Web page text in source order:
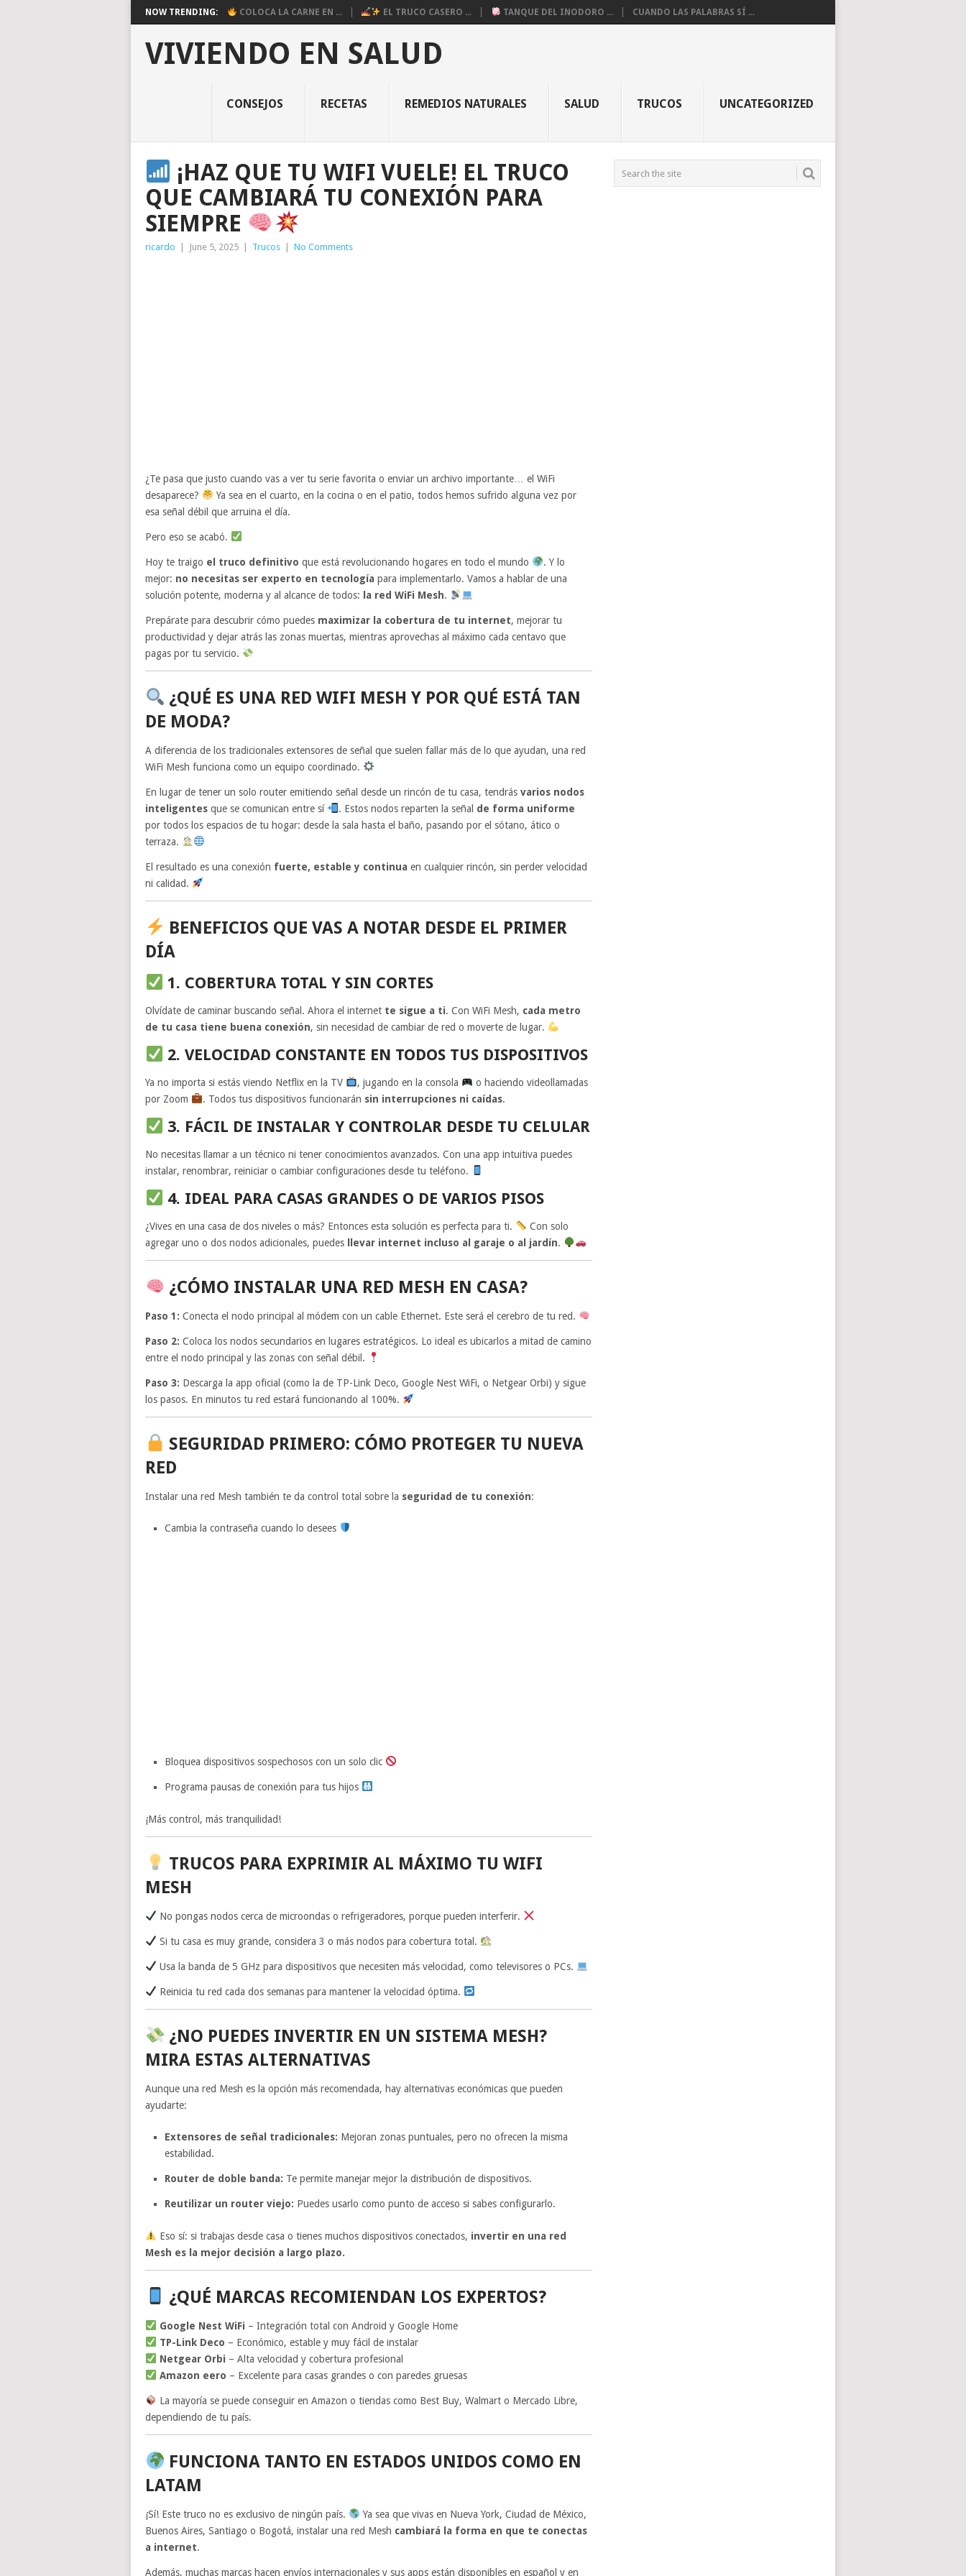
NOW TRENDING: COLOCA LA CARNE EN ... EL TRUCO CASERO ... TANQUE DEL INODORO ... CUANDO LAS PALABRAS SÍ ...
VIVIENDO EN SALUD
CONSEJOS RECETAS REMEDIOS NATURALES SALUD TRUCOS UNCATEGORIZED
¡HAZ QUE TU WIFI VUELE! EL TRUCO
QUE CAMBIARÁ TU CONEXIÓN PARA
SIEMPRE
ricardo | June 5, 2025 | Trucos | No Comments
¿Te pasa que justo cuando vas a ver tu serie favorita o enviar un archivo importante… el WiFi
desaparece?
Ya sea en el cuarto, en la cocina o en el patio, todos hemos sufrido alguna vez por
esa señal débil que arruina el día.
Pero eso se acabó.
Hoy te traigo el truco definitivo que está revolucionando hogares en todo el mundo
. Y lo
mejor: no necesitas ser experto en tecnología para implementarlo. Vamos a hablar de una
solución potente, moderna y al alcance de todos:
la red WiFi Mesh.
Prepárate para descubrir cómo puedes maximizar la cobertura de tu internet, mejorar tu
productividad y dejar atrás las zonas muertas, mientras aprovechas al máximo cada centavo que
pagas por tu servicio.
¿QUÉ ES UNA RED WIFI MESH Y POR QUÉ ESTÁ TAN
DE MODA?
A diferencia de los tradicionales extensores de señal que suelen fallar más de lo que ayudan, una red
WiFi Mesh funciona como un equipo coordinado.
En lugar de tener un solo router emitiendo señal desde un rincón de tu casa, tendrás varios nodos
inteligentes que se comunican entre sí . Estos nodos reparten la señal de forma uniforme
por todos los espacios de tu hogar: desde la sala hasta el baño, pasando por el sótano, ático o
terraza.
El resultado es una conexión fuerte, estable y continua en cualquier rincón, sin perder velocidad
ni calidad.
BENEFICIOS QUE VAS A NOTAR DESDE EL PRIMER
DÍA
1. COBERTURA TOTAL Y SIN CORTES
Olvídate de caminar buscando señal. Ahora el internet te sigue a ti. Con WiFi Mesh, cada metro
de tu casa tiene buena conexión, sin necesidad de cambiar de red o moverte de lugar.
2. VELOCIDAD CONSTANTE EN TODOS TUS DISPOSITIVOS
Ya no importa si estás viendo Netflix en la TV , jugando en la consola
o haciendo videollamadas
por Zoom
. Todos tus dispositivos funcionarán sin interrupciones ni caídas.
3. FÁCIL DE INSTALAR Y CONTROLAR DESDE TU CELULAR
No necesitas llamar a un técnico ni tener conocimientos avanzados. Con una app intuitiva puedes
instalar, renombrar, reiniciar o cambiar configuraciones desde tu teléfono.
4. IDEAL PARA CASAS GRANDES O DE VARIOS PISOS
¿Vives en una casa de dos niveles o más? Entonces esta solución es perfecta para ti.
Con solo
agregar uno o dos nodos adicionales, puedes
llevar internet incluso al garaje o al jardín.
¿CÓMO INSTALAR UNA RED MESH EN CASA?
Paso 1: Conecta el nodo principal al módem con un cable Ethernet. Este será el cerebro de tu red.
Paso 2: Coloca los nodos secundarios en lugares estratégicos. Lo ideal es ubicarlos a mitad de camino
entre el nodo principal y las zonas con señal débil.
Paso 3: Descarga la app oficial (como la de TP-Link Deco, Google Nest WiFi, o Netgear Orbi) y sigue
los pasos. En minutos tu red estará funcionando al 100%.
SEGURIDAD PRIMERO: CÓMO PROTEGER TU NUEVA
RED
Instalar una red Mesh también te da control total sobre la seguridad de tu conexión:
Cambia la contraseña cuando lo desees
Bloquea dispositivos sospechosos con un solo clic
Programa pausas de conexión para tus hijos
¡Más control, más tranquilidad!
TRUCOS PARA EXPRIMIR AL MÁXIMO TU WIFI
MESH
No pongas nodos cerca de microondas o refrigeradores, porque pueden interferir.
Si tu casa es muy grande, considera 3 o más nodos para cobertura total.
Usa la banda de 5 GHz para dispositivos que necesiten más velocidad, como televisores o PCs.
Reinicia tu red cada dos semanas para mantener la velocidad óptima.
¿NO PUEDES INVERTIR EN UN SISTEMA MESH?
MIRA ESTAS ALTERNATIVAS
Aunque una red Mesh es la opción más recomendada, hay alternativas económicas que pueden
ayudarte:
Extensores de señal tradicionales: Mejoran zonas puntuales, pero no ofrecen la misma
estabilidad.
Router de doble banda: Te permite manejar mejor la distribución de dispositivos.
Reutilizar un router viejo: Puedes usarlo como punto de acceso si sabes configurarlo.
Eso sí: si trabajas desde casa o tienes muchos dispositivos conectados, invertir en una red
Mesh es la mejor decisión a largo plazo.
¿QUÉ MARCAS RECOMIENDAN LOS EXPERTOS?
Google Nest WiFi – Integración total con Android y Google Home
TP-Link Deco – Económico, estable y muy fácil de instalar
Netgear Orbi – Alta velocidad y cobertura profesional
Amazon eero – Excelente para casas grandes o con paredes gruesas
La mayoría se puede conseguir en Amazon o tiendas como Best Buy, Walmart o Mercado Libre,
dependiendo de tu país.
FUNCIONA TANTO EN ESTADOS UNIDOS COMO EN
LATAM
¡Sí! Este truco no es exclusivo de ningún país.
Ya sea que vivas en Nueva York, Ciudad de México,
Buenos Aires, Santiago o Bogotá, instalar una red Mesh cambiará la forma en que te conectas
a internet.
Además, muchas marcas hacen envíos internacionales y sus apps están disponibles en español y en